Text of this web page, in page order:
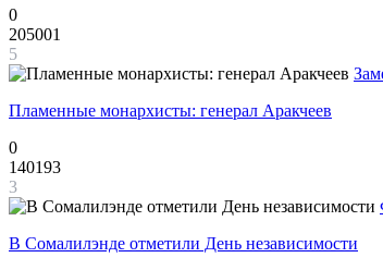
0
205001
5
Пламенные монархисты: генерал Аракчеев
0
140193
3
В Сомалилэнде отметили День независимости